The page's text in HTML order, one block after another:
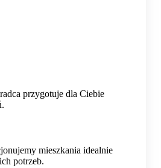
przygotuje dla Ciebie
mieszkania idealnie
potrzeb.